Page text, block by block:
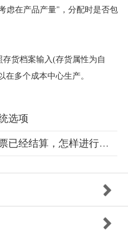
虑在产品产量"，分配时是否包
货档案输入(存货属性为自
在多个成本中心生产。
选项
下一篇:在用友T6软件中，发票已经结算，怎样进行反结算